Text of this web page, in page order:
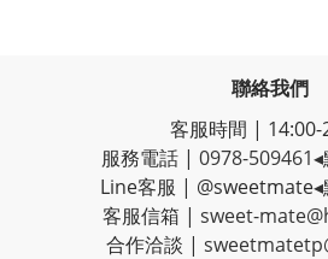
聯絡我們
客服時間 | 14:00-
服務電話 | 0978-509461
Line客服 | @sweetmate
客服信箱 | sweet-
合作洽談 |